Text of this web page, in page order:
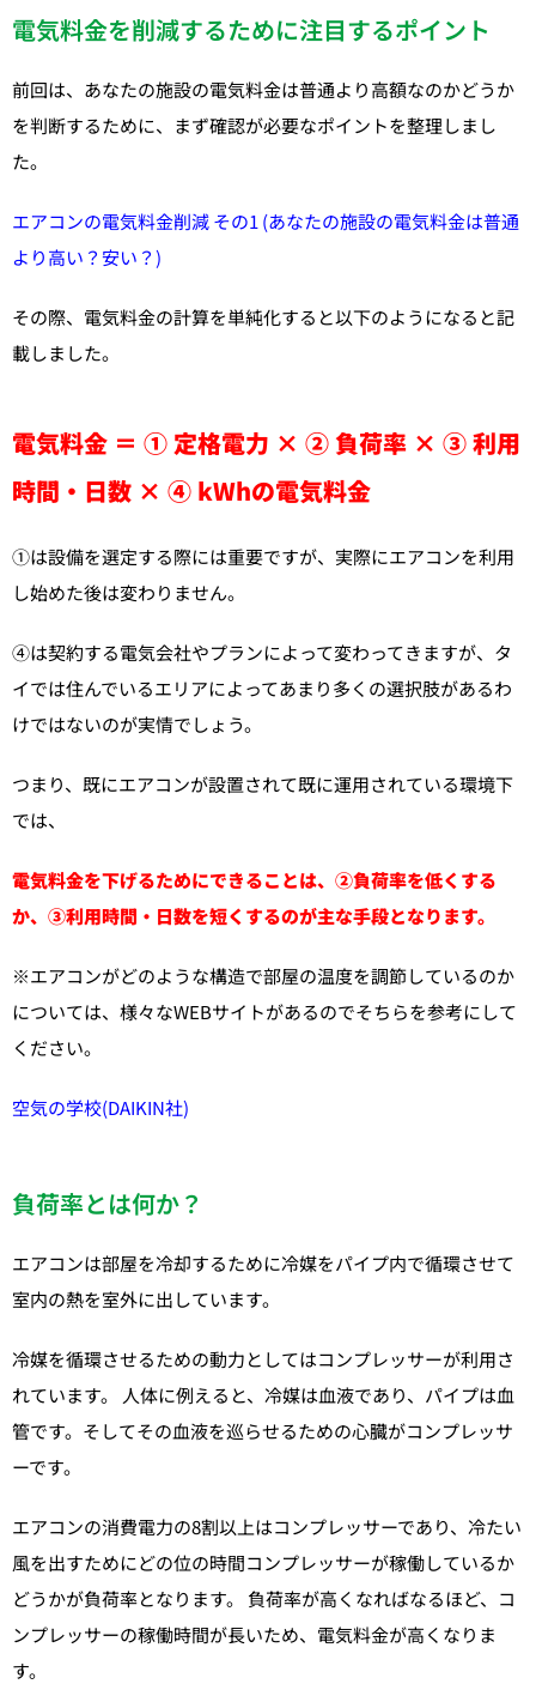
電気料金を削減するために注目するポイント
前回は、あなたの施設の電気料金は普通より高額なのかどうか
を判断するために、まず確認が必要なポイントを整理しまし
た。
エアコンの電気料金削減 その1 (あなたの施設の電気料金は普通
より高い？安い？)
その際、電気料金の計算を単純化すると以下のようになると記
載しました。
電気料金 ＝ ① 定格電力 × ② 負荷率 × ③ 利用
時間・日数 × ④ kWhの電気料金
①は設備を選定する際には重要ですが、実際にエアコンを利用
し始めた後は変わりません。
④は契約する電気会社やプランによって変わってきますが、タ
イでは住んでいるエリアによってあまり多くの選択肢があるわ
けではないのが実情でしょう。
つまり、既にエアコンが設置されて既に運用されている環境下
では、
電気料金を下げるためにできることは、②負荷率を低くする
か、③利用時間・日数を短くするのが主な手段となります。
※エアコンがどのような構造で部屋の温度を調節しているのか
については、様々なWEBサイトがあるのでそちらを参考にして
ください。
空気の学校(DAIKIN社)
負荷率とは何か？
エアコンは部屋を冷却するために冷媒をパイプ内で循環させて
室内の熱を室外に出しています。
冷媒を循環させるための動力としてはコンプレッサーが利用さ
れています。 人体に例えると、冷媒は血液であり、パイプは血
管です。そしてその血液を巡らせるための心臓がコンプレッサ
ーです。
エアコンの消費電力の8割以上はコンプレッサーであり、冷たい
風を出すためにどの位の時間コンプレッサーが稼働しているか
どうかが負荷率となります。 負荷率が高くなればなるほど、コ
ンプレッサーの稼働時間が長いため、電気料金が高くなりま
す。